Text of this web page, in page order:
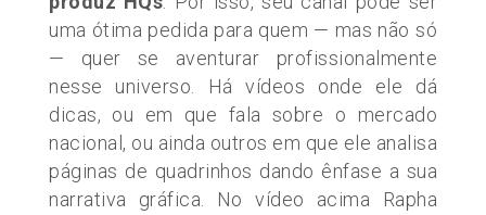
uma ótima pedida para quem — mas não só
— quer se aventurar profissionalmente
nesse universo. Há vídeos onde ele dá
dicas, ou em que fala sobre o mercado
nacional, ou ainda outros em que ele analisa
páginas de quadrinhos dando ênfase a sua
narrativa gráfica. No vídeo acima Rapha